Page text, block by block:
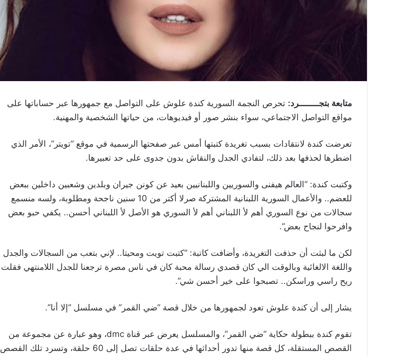
متابعة بتجــــــــرد: تحرص النجمة السورية كندة علوش على التواصل مع جمهورها عبر حساباتها على
مواقع التواصل الاجتماعي، سواء بنشر صور أو فيديوهات، من حياتها الشخصية والمهنية.
تعرضت كندة لانتقادات بسبب تغريدة كتبتها أمس عبر صفحتها الرسمية في موقع “تويتر”، الأمر الذي
اضطرها لحذفها بعد ذلك، لتفادي الجدل والنقاش بدون جدوى على حد تعبيرها.
وكتبت كندة: “العالم هيفنى والسوريين واللبنانيين بعيد عن كونن جيران وبلدين وشعبين داخلين ببعض
للعضم.. والأعمال السورية اللبنانية المشتركة صرلا أكتر من 10 سنين ناجحة ومطلوبة، ولسه منسمع
سجالات من نوع السوري أهم لأ اللبناني أهم لأ السوري هو الأصل لأ اللبناني أحسن.. يكفي حبو بعض
وافرحوا لنجاح بعض”.
لكن ما لبثت أن حذفت التغريدة، وأضافت كاتبة: “كتبت تويت ومحيتا.. لإني بتعب من السجالات والجدل
واللغة الالغائية وبالوقت الي كان قصدي رسالة محبة كان في ناس مصرة ترجعنا للجدل اللامنتهي فقلت
ريح راسي وراسكن.. تصبحوا على خير أحسن شي”.
يشار إلى أن كندة علوش تعود لجمهورها من خلال قصة “ضي القمر” في مسلسل “إلا أنا”‎.
تقوم كندة ببطولة حكاية “ضي القمر”، والمسلسل يعرض عبر قناة ‎dmc، وهو عبارة عن مجموعة من
القصص المستقلة، كل قصة ‏منها تدور أحداثها في عدة حلقات تصل إلى 60 حلقة، وتسرد تلك القصص